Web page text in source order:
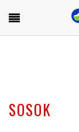
SOSOK